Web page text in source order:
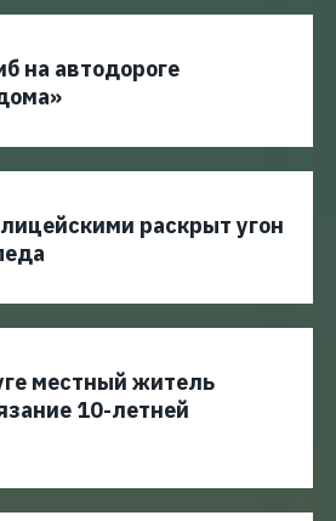
на автодороге
раскрыт угон
местный житель
10-летней